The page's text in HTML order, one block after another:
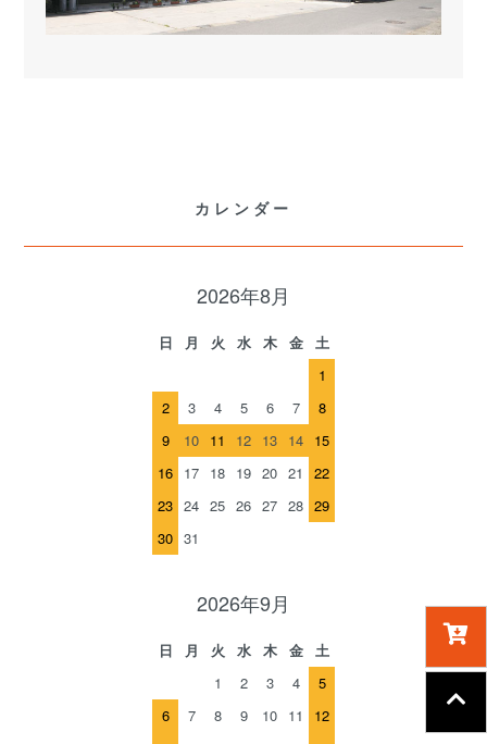
カレンダー
2026年8月
日 月 火 水 木 金
土
1
2
3 4 5 6 7
8
9
10 11 12 13 14 15
16 17 18 19 20 21
22
23 24 25 26 27 28 29
30 31
2026年9月
日 月 火 水 木 金
土
1
2 3 4
5
6
7 8 9 10 11
12